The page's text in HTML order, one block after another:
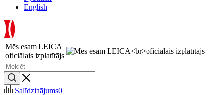
English
Mēs esam LEICA
oficiālais izplatītājs
Salīdzinājums0